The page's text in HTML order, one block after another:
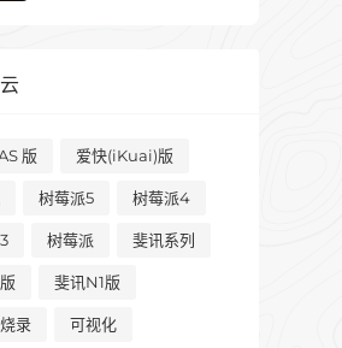
版 爱快(iKuai)版
树莓派5 树莓派4
树莓派 斐讯系列
斐讯N1版
录 可视化